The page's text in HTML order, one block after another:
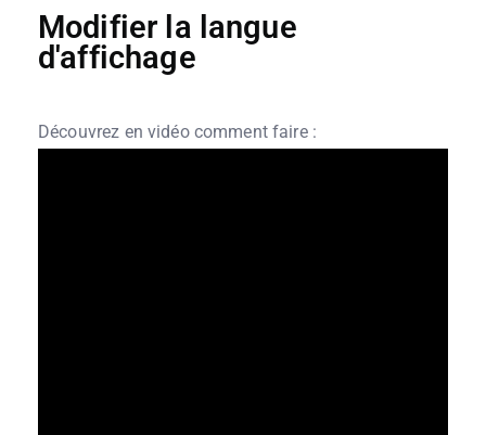
Modifier la langue
d'affichage
Découvrez en vidéo comment faire :